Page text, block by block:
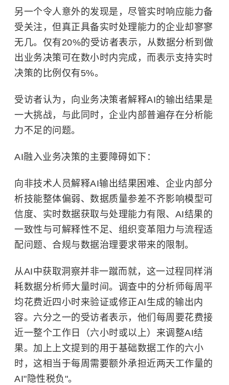
另一个令人意外的发现是，尽管实时响应能力备
受关注，但真正具备实时处理能力的企业却寥寥
无几。仅有20%的受访者表示，从数据分析到做
出业务决策可在数小时内完成，而表示支持实时
决策的比例仅有5%。
受访者认为，向业务决策者解释AI的输出结果是
一大挑战，与此同时，企业内部普遍存在分析能
力不足的问题。
AI融入业务决策的主要障碍如下：
向非技术人员解释AI输出结果困难、企业内部分
析技能整体偏弱、数据质量参差不齐影响模型可
信度、实时数据获取与处理能力有限、AI结果的
一致性与可解释性不足、组织变革阻力与流程适
配问题、合规与数据治理要求带来的限制。
从AI中获取洞察并非一蹴而就，这一过程同样消
耗数据分析师大量时间。调查中的分析师每周平
均花费近四小时来验证或修正AI生成的输出内
容。六分之一的受访者表示，他们每周要花费接
近一整个工作日（六小时或以上）来调整AI结
果。加上上文提到的用于基础数据工作的六小
时，这相当于每周需要额外承担近两天工作量的
AI"隐性税负"。